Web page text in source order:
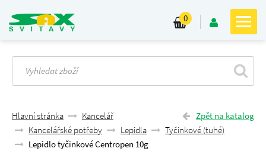
0
Zpět na katalog
Hlavní stránka
Kancelář
Kancelářské potřeby
Lepidla
Tyčinkové (tuhé)
Lepidlo tyčinkové Centropen 10g